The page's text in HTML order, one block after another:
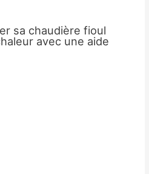
sa chaudière fioul
avec une aide